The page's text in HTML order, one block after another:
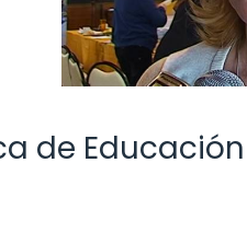
de Educación